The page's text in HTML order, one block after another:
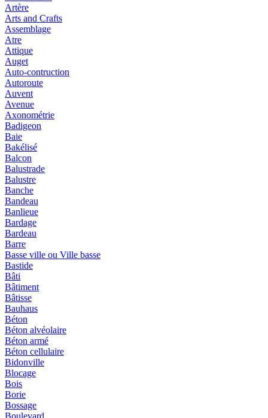
Artère
Arts and Crafts
Assemblage
Atre
Attique
Auget
Auto-contruction
Autoroute
Auvent
Avenue
Axonométrie
Badigeon
Baie
Bakélisé
Balcon
Balustrade
Balustre
Banche
Bandeau
Banlieue
Bardage
Bardeau
Barre
Basse ville ou Ville basse
Bastide
Bâti
Bâtiment
Bâtisse
Bauhaus
Béton
Béton alvéolaire
Béton armé
Béton cellulaire
Bidonville
Blocage
Bois
Borie
Bossage